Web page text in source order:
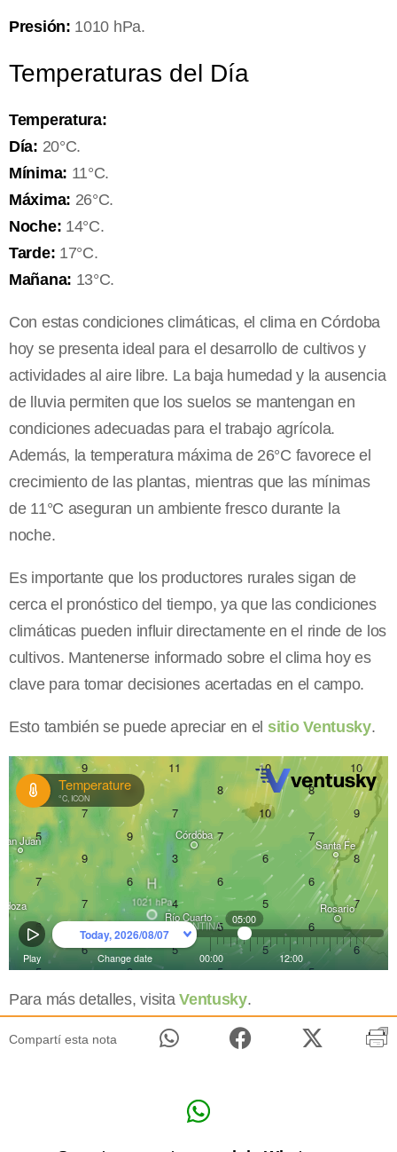
Presión: 1010 hPa.
Temperaturas del Día
Temperatura:
Día: 20°C.
Mínima: 11°C.
Máxima: 26°C.
Noche: 14°C.
Tarde: 17°C.
Mañana: 13°C.
Con estas condiciones climáticas, el clima en Córdoba
hoy se presenta ideal para el desarrollo de cultivos y
actividades al aire libre. La baja humedad y la ausencia
de lluvia permiten que los suelos se mantengan en
condiciones adecuadas para el trabajo agrícola.
Además, la temperatura máxima de 26°C favorece el
crecimiento de las plantas, mientras que las mínimas
de 11°C aseguran un ambiente fresco durante la
noche.
Es importante que los productores rurales sigan de
cerca el pronóstico del tiempo, ya que las condiciones
climáticas pueden influir directamente en el rinde de los
cultivos. Mantenerse informado sobre el clima hoy es
clave para tomar decisiones acertadas en el campo.
Esto también se puede apreciar en el sitio Ventusky.
Para más detalles, visitaVentusky.
Compartí esta nota